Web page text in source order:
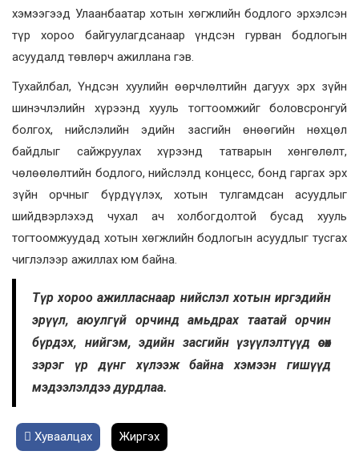
хэмээгээд Улаанбаатар хотын хөгжлийн бодлого эрхэлсэн
түр хороо байгуулагдсанаар үндсэн гурван бодлогын
асуудалд төвлөрч ажиллана гэв.
Тухайлбал, Үндсэн хуулийн өөрчлөлтийн дагуух эрх зүйн
шинэчлэлийн хүрээнд хууль тогтоомжийг боловсронгуй
болгох, нийслэлийн эдийн засгийн өнөөгийн нөхцөл
байдлыг сайжруулах хүрээнд татварын хөнгөлөлт,
чөлөөлөлтийн бодлого, нийслэлд концесс, бонд гаргах эрх
зүйн орчныг бүрдүүлэх, хотын тулгамдсан асуудлыг
шийдвэрлэхэд чухал ач холбогдолтой бусад хууль
тогтоомжуудад хотын хөгжлийн бодлогын асуудлыг тусгах
чиглэлээр ажиллах юм байна.
Түр хороо ажилласнаар нийслэл хотын иргэдийн
эрүүл, аюулгүй орчинд амьдрах таатай орчин
бүрдэх, нийгэм, эдийн засгийн үзүүлэлтүүд өсөх
зэрэг үр дүнг хүлээж байна хэмээн гишүүд
мэдээлэлдээ дурдлаа.
Хуваалцах Жиргэх